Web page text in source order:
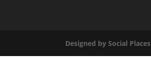
Designed by Social Places